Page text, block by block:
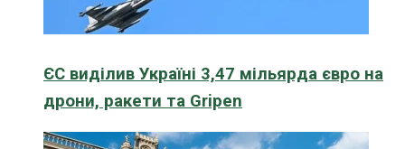
ЄС виділив Україні 3,47 мільярда євро на
дрони, ракети та Gripen